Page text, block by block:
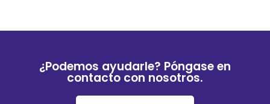
¿Podemos ayudarle? Póngase en
contacto con nosotros.